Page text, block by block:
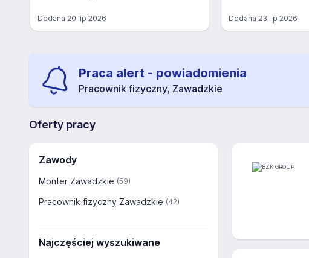
Dodana 20 lip 2026 Dodana 23 lip 2026
Praca alert - powiadomienia
Pracownik fizyczny, Zawadzkie
Oferty pracy
Zawody
Monter Zawadzkie (59)
Pracownik fizyczny Zawadzkie (42)
Najczęściej wyszukiwane